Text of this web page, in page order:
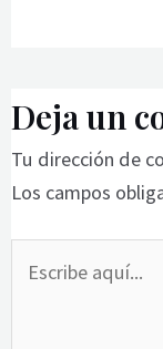
Deja un
Tu dirección de
Los campos
aquí...